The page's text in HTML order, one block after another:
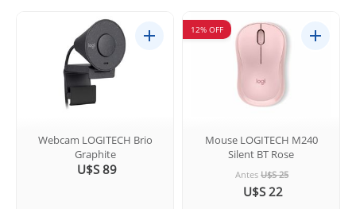
Webcam LOGITECH Brio
Graphite
U$S 89
12% OFF
Mouse LOGITECH M240
Silent BT Rose
Antes U$S 25
U$S 22